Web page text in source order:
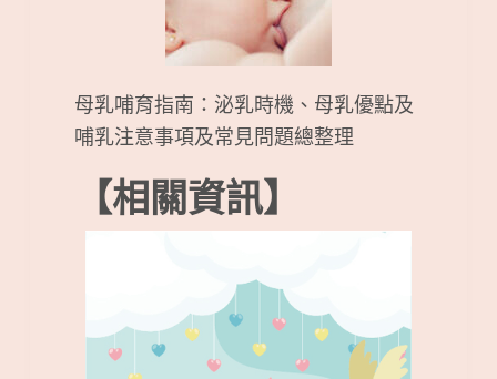
母乳哺育指南：泌乳時機、母乳優點及
哺乳注意事項及常見問題總整理
【相關資訊】